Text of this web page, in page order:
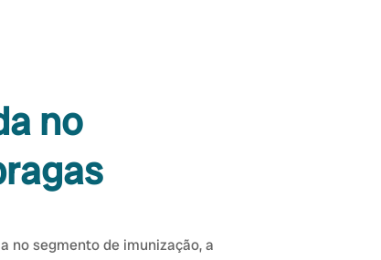
no
no segmento de imunização, a